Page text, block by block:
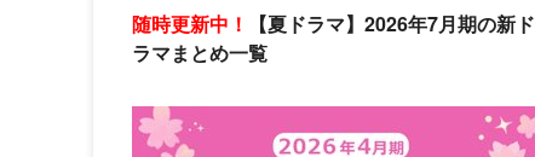
随時更新中！
【夏ドラマ】2026年7月期の新ド
ラマまとめ一覧